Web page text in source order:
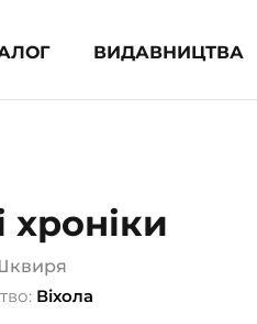
ВИДАВНИЦТВА
хроніки
Віхола